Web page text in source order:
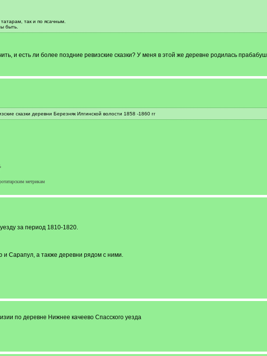
так и по ясачным.
быть.
и есть ли более поздние ревизские сказки? У меня в этой же деревне родилась
сказки деревни Березняк Илгинской волости 1858 -1860 гг
метрикам
за период 1810-1820.
и Сарапул, а также деревни рядом с ними.
по деревне Нижнее качеево Спасского уезда